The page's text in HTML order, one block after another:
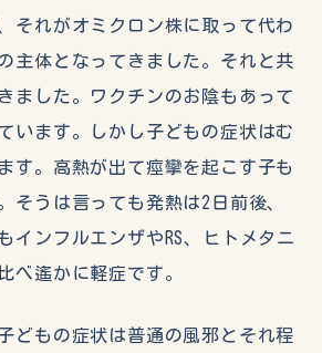
それがオミクロン株に取って代わ
主体となってきました。それと共
ました。ワクチンのお陰もあって
います。しかし子どもの症状はむ
す。高熱が出て痙攣を起こす子も
そうは言っても発熱は2日前後、
インフルエンザやRS、ヒトメタニ
べ遙かに軽症です。
どもの症状は普通の風邪とそれ程